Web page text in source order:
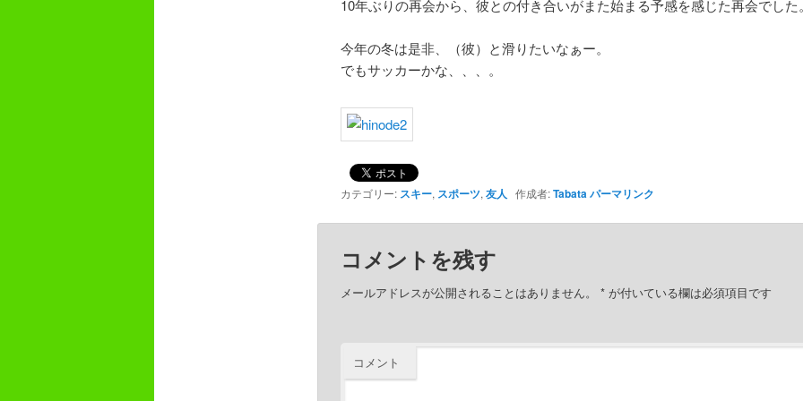
10年ぶりの再会から、彼との付き合いがまた始まる予感を感じた再会でした
今年の冬は是非、（彼）と滑りたいなぁー。
でもサッカーかな、、、。
カテゴリー: スキー, スポーツ, 友人 作成者:Tabataパーマリンク
コメントを残す
メールアドレスが公開されることはありません。 *が付いている欄は必須項目です
コメント